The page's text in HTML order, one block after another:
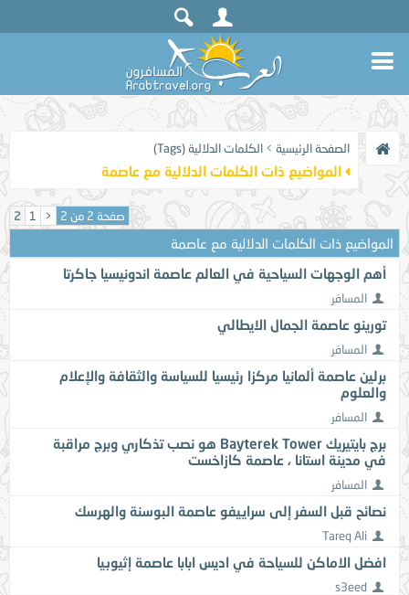
الصفحة الرئيسية > الكلمات الدلالية (Tags)
المواضيع ذات الكلمات الدلالية مع عاصمة
صفحة 2 من 2 <
1
2
المواضيع ذات الكلمات الدلالية مع عاصمة
أهم الوجهات السياحية في العالم عاصمة اندونيسيا جاكرتا
المسافر
تورينو عاصمة الجمال الايطالي
المسافر
برلين عاصمة ألمانيا مركزا رئيسيا للسياسة والثقافة والإعلام
والعلوم
المسافر
برج بايتيريك Bayterek Tower هو نصب تذكاري وبرج مراقبة
في مدينة استانا ، عاصمة كازاخست
المسافر
نصائح قبل السفر إلى سراييفو عاصمة البوسنة والهرسك
Tareq Ali
افضل الاماكن للسياحة في اديس ابابا عاصمة إثيوبيا
s3eed